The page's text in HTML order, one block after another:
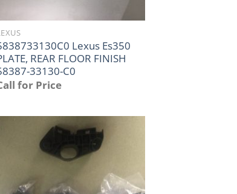
Lexus Es350
REAR FLOOR FINISH
33130-C0
for Price